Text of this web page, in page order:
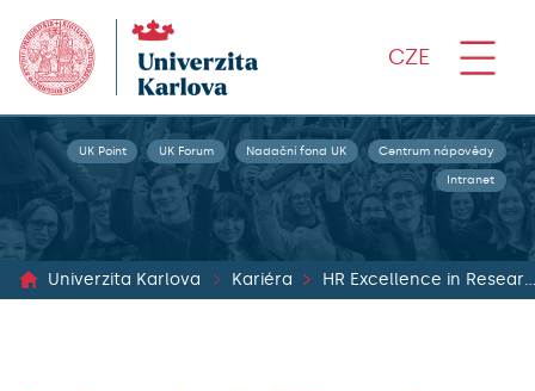
CZE
UK Point UK Forum Nadační fond UK Centrum nápovědy
Intranet
Univerzita Karlova Kariéra HR Excellence in